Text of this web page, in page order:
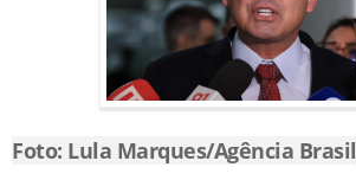
Foto: Lula Marques/Agência Brasil